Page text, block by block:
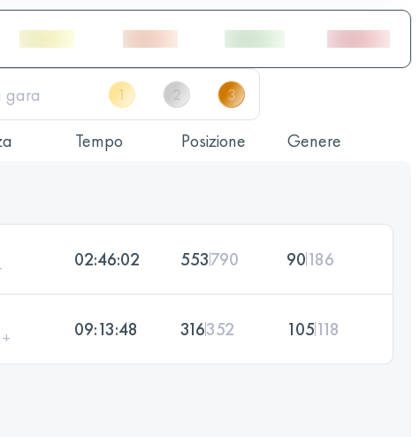
Tempo Posizione Genere
02:46:02 553790 90186
09:13:48 316352 105118